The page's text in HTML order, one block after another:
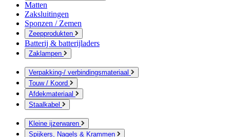
Matten
Zaksluitingen
Sponzen / Zemen
Zeepprodukten
Batterij & batterijladers
Zaklampen
Verpakking-/ verbindingsmateriaal
Touw / Koord
Afdekmateriaal
Staalkabel
Kleine ijzerwaren
Spijkers, Nagels & Krammen